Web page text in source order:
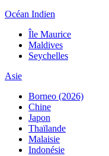
Océan Indien
Île Maurice
Maldives
Seychelles
Asie
Borneo (2026)
Chine
Japon
Thaïlande
Malaisie
Indonésie